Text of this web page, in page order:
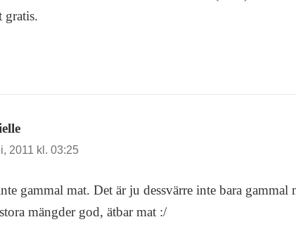
gratis.
2011 kl. 03:25
gammal mat. Det är ju dessvärre inte bara gammal
mängder god, ätbar mat :/